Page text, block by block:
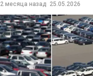
2 месяца назад 25.05.2026